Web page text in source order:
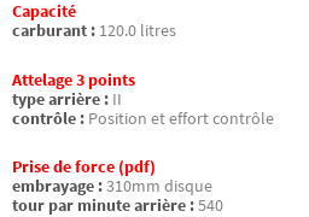
Capacité
carburant : 120.0 litres
Attelage 3 points
type arrière : II
contrôle : Position et effort contrôle
Prise de force (pdf)
embrayage :310mm disque
tour par minute arrière :540